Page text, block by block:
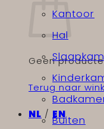
Geen
Terug naar
NL / EN
Kantoor
Hal
Buiten